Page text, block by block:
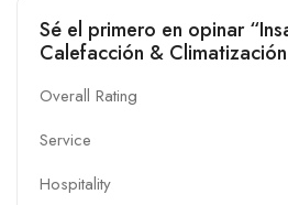
Sé el primero en opinar
Calefacción &
Overall Rating
Service
Hospitality